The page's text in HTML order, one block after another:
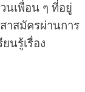
นเพื่อน ๆ ที่อยู่
าสมัครผ่านการ
นรู้เรื่อง